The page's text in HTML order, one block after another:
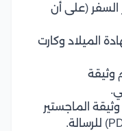
(على أن
الميلاد وكارت
وثيقة
الماجستير